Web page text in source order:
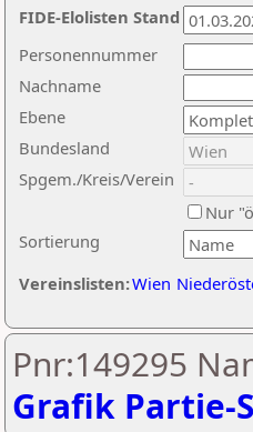
Nachname
Ebene
Sortierung
Personennummer
Bundesland
Spgem./Kreis/Verein
Nur
Vereinslisten:Wien
FIDE-Elolisten Stand
Pnr:149295
Grafik Partie-